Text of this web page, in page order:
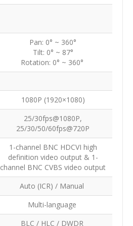
Pan: 0° ~ 360°
Tilt: 0° ~ 87°
Rotation: 0° ~ 360°
1080P (1920×1080)
25/30fps@1080P,
25/30/50/60fps@720P
1-channel BNC HDCVI high
definition video output & 1-
channel BNC CVBS video output
Auto (ICR) / Manual
Multi-language
BLC / HLC / DWDR